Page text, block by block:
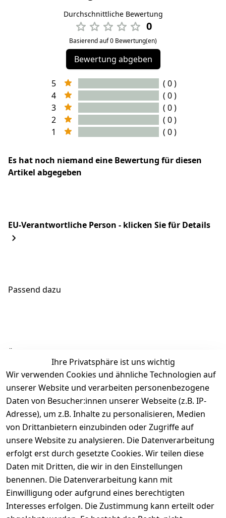
Durchschnittliche Bewertung
0
Basierend auf 0 Bewertung(en)
Bewertung abgeben
5
( 0 )
4
( 0 )
3
( 0 )
2
( 0 )
1
( 0 )
Es hat noch niemand eine Bewertung für diesen
Artikel abgegeben
EU-Verantwortliche Person - klicken Sie für Details
Passend dazu
Ähnliche Produkte
Ihre Privatsphäre ist uns wichtig
Wir verwenden Cookies und ähnliche Technologien auf
unserer Website und verarbeiten personenbezogene
Daten von Besucher:innen unserer Webseite (z.B. IP-
Adresse), um z.B. Inhalte zu personalisieren, Medien
von Drittanbietern einzubinden oder Zugriffe auf
unsere Website zu analysieren. Die Datenverarbeitung
erfolgt erst durch gesetzte Cookies. Wir teilen diese
Daten mit Dritten, die wir in den Einstellungen
benennen. Die Datenverarbeitung kann mit
Einwilligung oder aufgrund eines berechtigten
Interesses erfolgen. Die Zustimmung kann erteilt oder
Rechtliches
AGB
Impressum
Datenschutze
rklärung
Barrierefreihe
Über uns
Kontakt
Registrieren
Kataloge zum
Download
Pflege &
Wir
versenden
mit
Zahle
bequem per